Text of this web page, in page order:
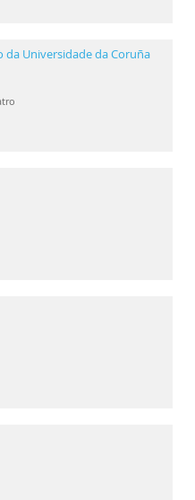
da Universidade da Coruña